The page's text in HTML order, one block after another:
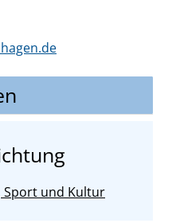
Sport und Kultur